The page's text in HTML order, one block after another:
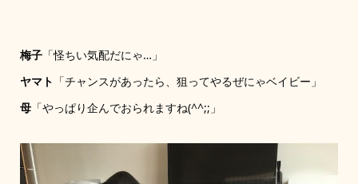
梅子「怪ちい気配だにゃ…」
ヤマト 「チャンスがあったら、狙ってやるぜにゃベイビー」
母「やっぱり企んでおられますね(^^;;」